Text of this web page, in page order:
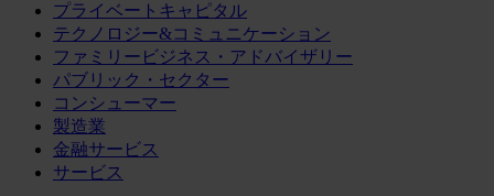
プライベートキャピタル
テクノロジー&コミュニケーション
ファミリービジネス・アドバイザリー
パブリック・セクター
コンシューマー
製造業
金融サービス
サービス